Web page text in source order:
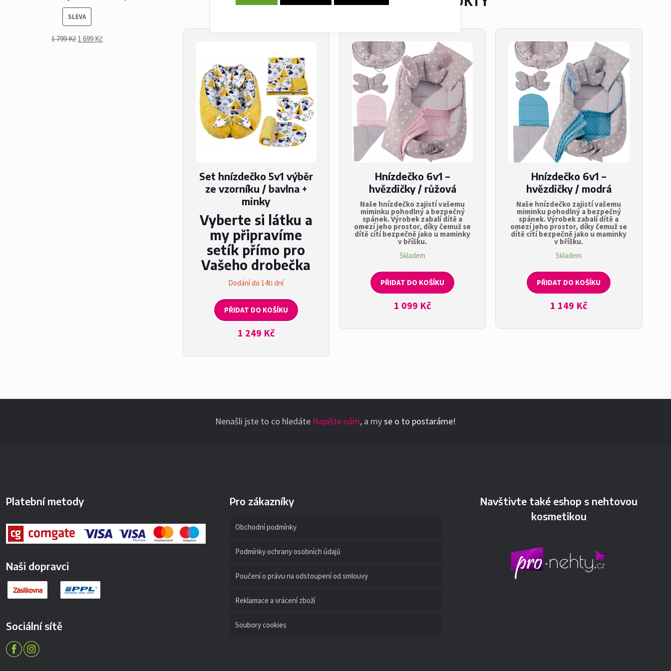
Set hnízdečko 5v1 výběr
ze vzorníku / bavlna +
minky
Vyberte si látku a
my připravíme
setík přímo pro
Vašeho drobečka
Dodání do 14ti dní
PŘIDAT DO KOŠÍKU
1 249 Kč
Hnízdečko 6v1 –
hvězdičky / růžová
Naše hnízdečko zajistí vašemu
miminku pohodlný a bezpečný
spánek. Výrobek zabalí dítě a
omezí jeho prostor, díky čemuž se
dítě cítí bezpečně jako u maminky
v bříšku.
Skladem
PŘIDAT DO KOŠÍKU
1 099 Kč
Hnízdečko 6v1 –
hvězdičky / modrá
Naše hnízdečko zajistí vašemu
miminku pohodlný a bezpečný
spánek. Výrobek zabalí dítě a
omezí jeho prostor, díky čemuž se
dítě cítí bezpečně jako u maminky
v bříšku.
Skladem
PŘIDAT DO KOŠÍKU
1 149 Kč
SLEVAPRODUKT
PRODEJ
1 799Kč 1 699 Kč
Nenašli jste to co hledáte Napište nám, a myse o to postaráme!
Platební metody
Naši dopravci
Sociální sítě
Pro zákazníky
Obchodní podmínky
Podmínky ochrany osobních údajů
Poučení o právu na odstoupení od smlouvy
Reklamace a vrácení zboží
Soubory cookies
Navštivte také eshop s nehtovou
kosmetikou